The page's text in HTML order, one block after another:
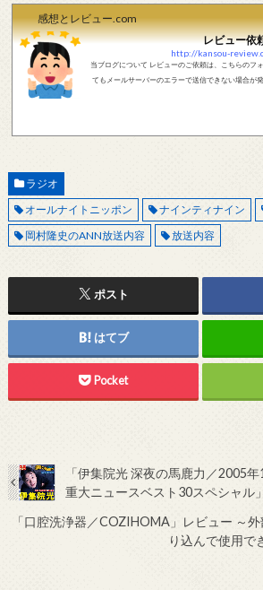
感想とレビュー.com
レビュー依
http://kansou-
当ブログについて レビューのご依頼は、こちらのフォームからお願いいたします。 返信し
てもメールサーバーのエラーで送信できない場合が
ラジオ
オールナイトニッポン
ナインティナイン
岡村隆史のANN放送内容
放送内容
ポスト
はてブ
Pocket
「伊集院光 深夜の馬鹿力／2005
重大ニュースベスト30スペシャル
「口腔洗浄器／COZIHOMA」レビュー ～
り込んで使用で